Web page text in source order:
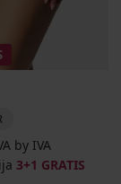
by IVA
3+1 GRATIS